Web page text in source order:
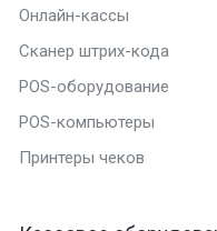
Онлайн-кассы
Сканер штрих-кода
POS-оборудование
POS-компьютеры
Принтеры чеков